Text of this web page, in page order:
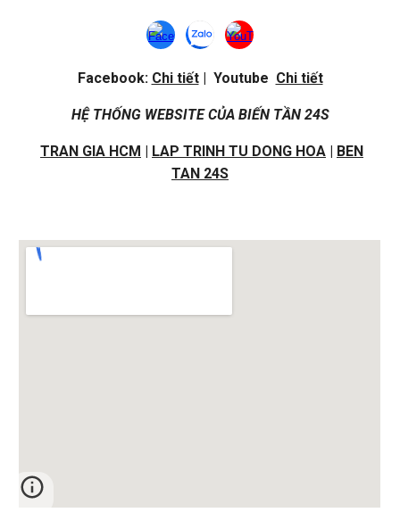
Facebook: Chi tiết| Youtube Chi tiết
HỆ THỐNG WEBSITE CỦA BIẾN TẦN 24S
TRAN GIA HCM | LAP TRINH TU DONG HOA | BEN
TAN 24S